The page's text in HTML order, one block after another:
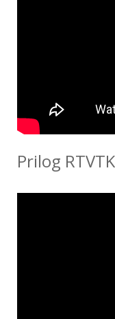
Prilog RTVTK